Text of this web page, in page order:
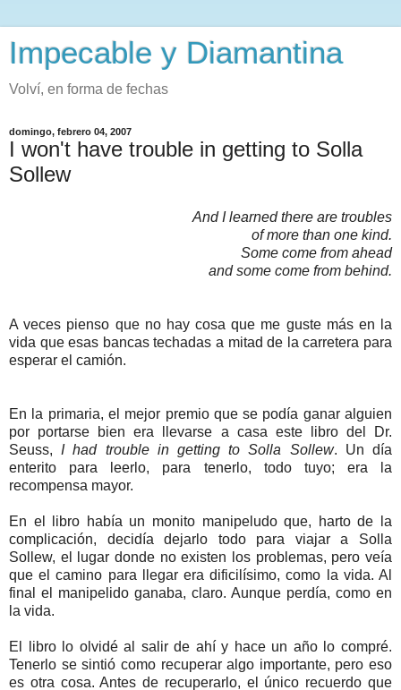
Impecable y Diamantina
Volví, en forma de fechas
domingo, febrero 04, 2007
I won't have trouble in getting to Solla
Sollew
And I learned there are troubles
of more than one kind.
Some come from ahead
and some come from behind.
A veces pienso que no hay cosa que me guste más en la
vida que esas bancas techadas a mitad de la carretera para
esperar el camión.
En la primaria, el mejor premio que se podía ganar alguien
por portarse bien era llevarse a casa este libro del Dr.
Seuss, I had trouble in getting to Solla Sollew. Un día
enterito para leerlo, para tenerlo, todo tuyo; era la
recompensa mayor.
En el libro había un monito manipeludo que, harto de la
complicación, decidía dejarlo todo para viajar a Solla
Sollew, el lugar donde no existen los problemas, pero veía
que el camino para llegar era dificilísimo, como la vida. Al
final el manipelido ganaba, claro. Aunque perdía, como en
la vida.
El libro lo olvidé al salir de ahí y hace un año lo compré.
Tenerlo se sintió como recuperar algo importante, pero eso
es otra cosa. Antes de recuperarlo, el único recuerdo que